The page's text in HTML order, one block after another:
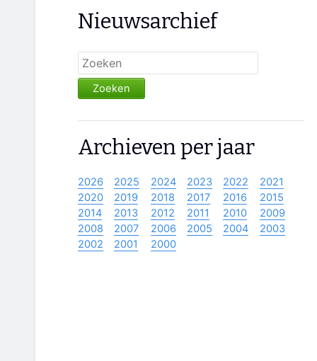
Nieuwsarchief
Zoeken
Archieven per jaar
2026 2025 2024 2023 2022
2021
2020
2019 2018 2017 2016
2015
2014
2013 2012 2011 2010
2009
2008
2007 2006 2005 2004
2003
2002
2001 2000